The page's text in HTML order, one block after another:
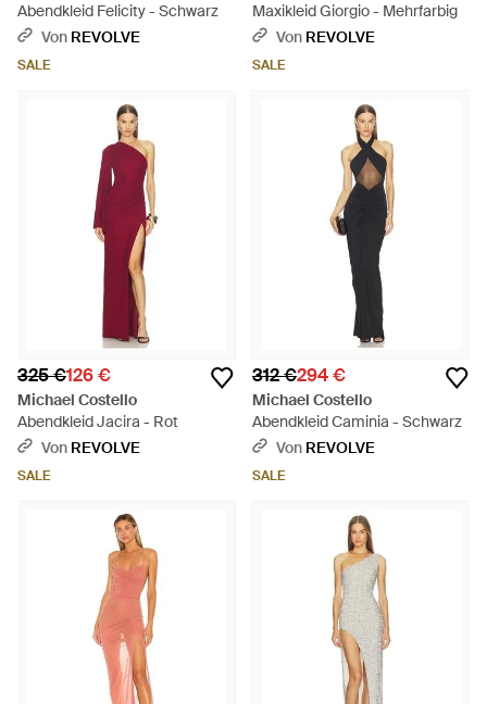
Abendkleid Felicity - Schwarz
Von REVOLVE
SALE
Maxikleid Giorgio - Mehrfarbig
Von REVOLVE
SALE
325 €126 €
Michael Costello
Abendkleid Jacira - Rot
Von REVOLVE
SALE
312 €294 €
Michael Costello
Abendkleid Caminia - Schwarz
Von REVOLVE
SALE